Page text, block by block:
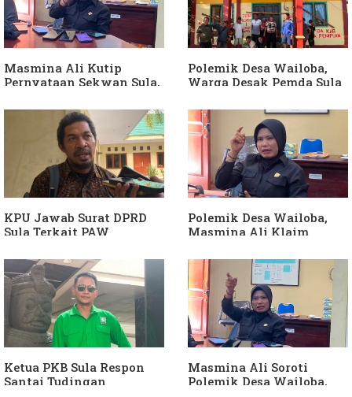
Langkah Wakil Ketua
Komisi I Bukan
intervensi Politik
Bendahara Desa Wailoba
sebagai "ATM Berjalan",
Armin Soamole: Harus
Dibuktikan
Masmina Ali Kutip
Pernyataan Sekwan Sula,
Diduga Jadikan
Keponakan "ATM
Berjalan"
Polemik Desa Wailoba,
Warga Desak Pemda Sula
APH Usut Dugaan
Penyimpangan Dana Desa
KPU Jawab Surat DPRD
Sula Terkait PAW
Hanura
Polemik Desa Wailoba,
Masmina Ali Klaim
Keterlibatan Ketua PKB
Sula
Ketua PKB Sula Respon
Santai Tudingan
Masmina Ali Soroti
Polemik Desa Wailoba,